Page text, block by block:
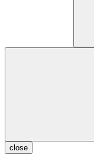
close